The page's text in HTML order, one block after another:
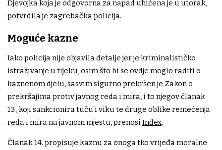
Djevojka koja je odgovorna za napad uhićena je u utorak,
potvrdila je zagrebačka policija.
Moguće kazne
Iako policija nije objavila detalje jer je kriminalističko
istraživanje u tijeku, osim što bi se ovdje moglo raditi o
kaznenom djelu, sasvim sigurno prekršen je Zakon o
prekršajima protiv javnog reda i mira, i to njegov članak
13., koji sankcionira tuču i viku te druge oblike remećenja
reda i mira na javnom mjestu, prenosiIndex.
Članak 14. propisuje kaznu za onoga tko vrijeđa moralne